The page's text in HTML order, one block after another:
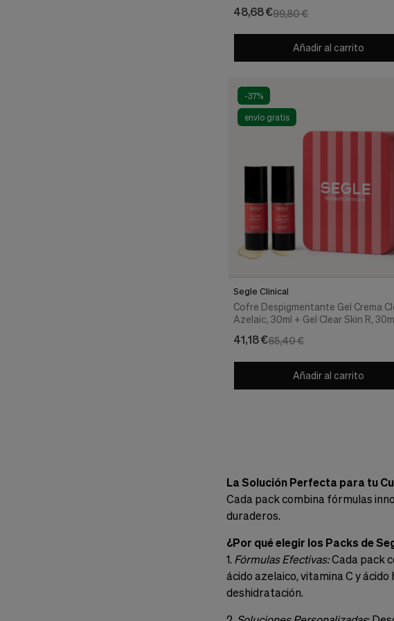
99,80 €
48,68 €
Añadir al carrito
-37%
envío gratis
Segle Clinical
Cofre Despigmentante Gel Crema
Azelaic, 30ml + Gel Clear Skin R,
65,40 €
41,18 €
Añadir al carrito
La Solución Perfecta para tu
Cada pack combina fórmulas
duraderos.
¿Por qué elegir los Packs de
1. Fórmulas Efectivas:Cada pack
ácido azelaico, vitamina C y
deshidratación.